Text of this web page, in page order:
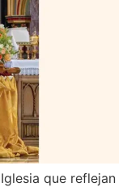
que reflejan